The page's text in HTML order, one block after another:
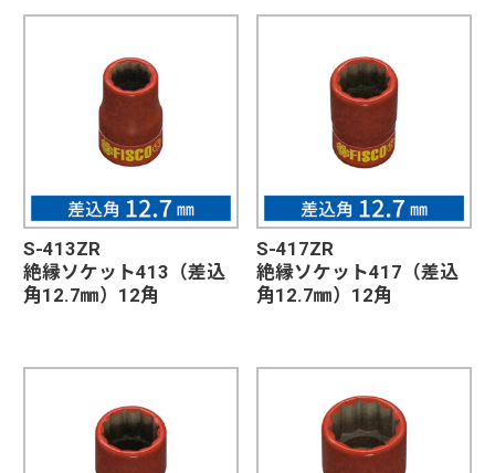
S-413ZR
絶縁ソケット413（差込
角12.7㎜）12角
S-417ZR
絶縁ソケット417（差込
角12.7㎜）12角